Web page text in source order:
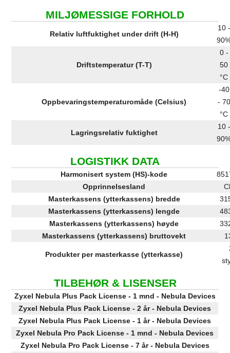
MILJØMESSIGE FORHOLD
Relativ luftfuktighet under drift (H-H)
10 -
Driftstemperatur (T-T)
0 -
50
°C
Oppbevaringstemperaturomåde (Celsius)
-40
- 70
°C
Lagringsrelativ fuktighet
10 -
LOGISTIKK DATA
Harmonisert system (HS)-kode
Opprinnelsesland
Masterkassens (ytterkassens) bredde
Masterkassens (ytterkassens) lengde
Masterkassens (ytterkassens) høyde
Masterkassens (ytterkassens) bruttovekt
Produkter per masterkasse (ytterkasse)
TILBEHØR & LISENSER
Zyxel Nebula Plus Pack License - 1 mnd - Nebula Devices
Zyxel Nebula Plus Pack License - 2 år - Nebula Devices
Zyxel Nebula Plus Pack License - 1 år - Nebula Devices
Zyxel Nebula Pro Pack License - 1 mnd - Nebula Devices
Zyxel Nebula Pro Pack License - 7 år - Nebula Devices